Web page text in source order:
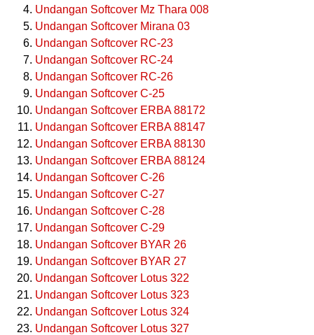
Undangan Softcover Mz Thara 008
Undangan Softcover Mirana 03
Undangan Softcover RC-23
Undangan Softcover RC-24
Undangan Softcover RC-26
Undangan Softcover C-25
Undangan Softcover ERBA 88172
Undangan Softcover ERBA 88147
Undangan Softcover ERBA 88130
Undangan Softcover ERBA 88124
Undangan Softcover C-26
Undangan Softcover C-27
Undangan Softcover C-28
Undangan Softcover C-29
Undangan Softcover BYAR 26
Undangan Softcover BYAR 27
Undangan Softcover Lotus 322
Undangan Softcover Lotus 323
Undangan Softcover Lotus 324
Undangan Softcover Lotus 327